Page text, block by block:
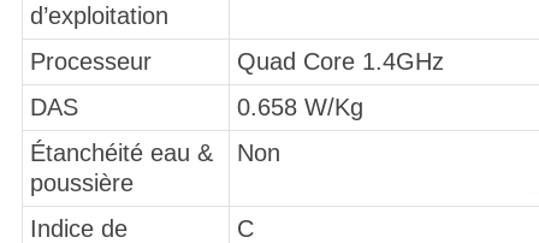
d’exploitation
Processeur
Quad Core 1.4GHz
DAS
0.658 W/Kg
Étanchéité eau &
poussière
Non
Indice de
C